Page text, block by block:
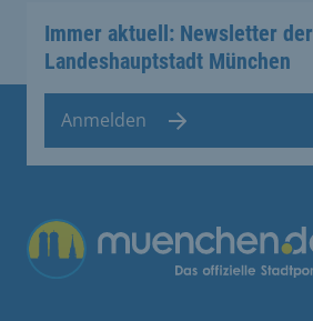
Immer aktuell: Newsletter der
Landeshauptstadt München
Anmelden
Übergreifende Links